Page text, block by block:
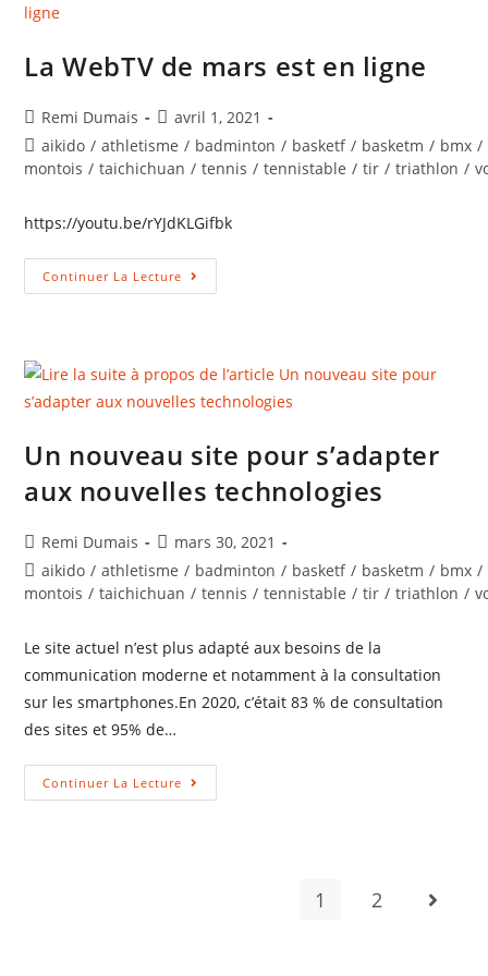
Lance
Jardinage
La WebTV de mars est en ligne
Auteur/autrice
de
la
Remi Dumais
Publication
publiée :
avril 1, 2021
Post
category:
aikido / athletisme / badminton / basketf / basketm / bmx /
montois / taichichuan / tennis / tennistable / tir / triathlon /
https://youtu.be/rYJdKLGifbk
Continuer La Lecture La
WebTV
Ligne
Un nouveau site pour s’adapter
aux nouvelles technologies
Auteur/autrice
de
la
Remi Dumais
Publication
publiée :
mars 30, 2021
Post
category:
aikido / athletisme / badminton / basketf / basketm / bmx /
montois / taichichuan / tennis / tennistable / tir / triathlon /
Le site actuel n’est plus adapté aux besoins de la
communication moderne et notamment à la consultation
sur les smartphones.En 2020, c’était 83 % de consultation
des sites et 95% de…
Continuer La Lecture Un
Nouveau
1 2 Aller à